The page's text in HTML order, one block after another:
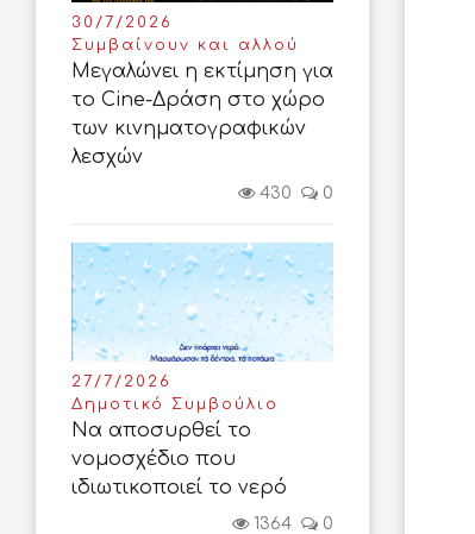
30/7/2026
Συμβαίνουν και αλλού
Μεγαλώνει η εκτίμηση για
το Cine-Δράση στο χώρο
των κινηματογραφικών
λεσχών
430 0
27/7/2026
Δημοτικό Συμβούλιο
Να αποσυρθεί το
νομοσχέδιο που
ιδιωτικοποιεί το νερό
1364 0